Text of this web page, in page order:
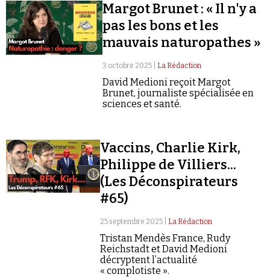
Margot Brunet : « Il n'y a
pas les bons et les
mauvais naturopathes »
3 octobre 2025 | La Rédaction
David Medioni reçoit Margot
Brunet, journaliste spécialisée en
sciences et santé.
Vaccins, Charlie Kirk,
Philippe de Villiers...
(Les Déconspirateurs
#65)
25 septembre 2025 | La Rédaction
Tristan Mendès France, Rudy
Reichstadt et David Medioni
décryptent l’actualité
« complotiste ».